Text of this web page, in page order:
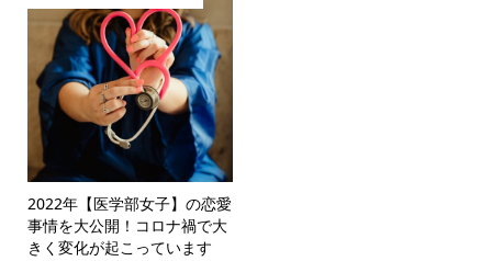
2022年【医学部女子】の恋愛
事情を大公開！コロナ禍で大
きく変化が起こっています